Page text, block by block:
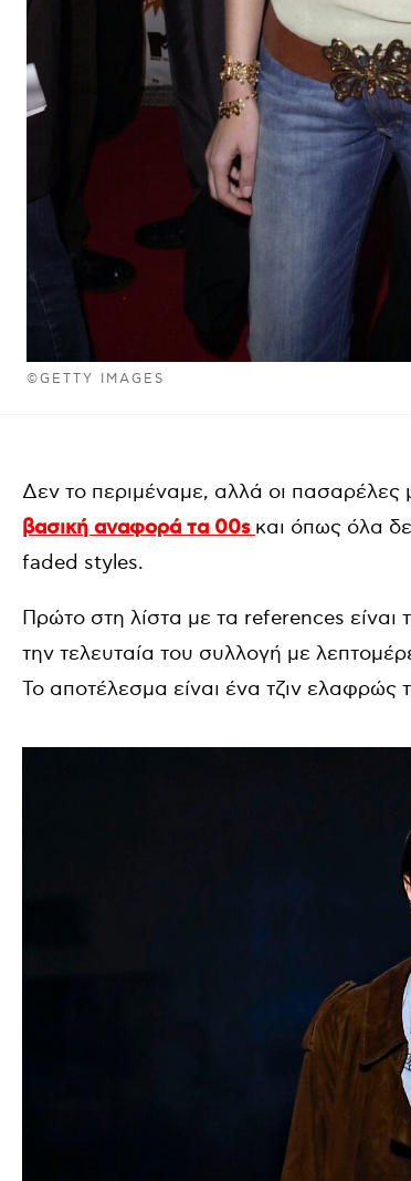
©GETTY IMAGES
Δεν το περιμέναμε, αλλά οι πασαρέλες
βασική αναφορά τα 00s και όπως όλα
faded styles.
Πρώτο στη λίστα με τα references είναι
την τελευταία του συλλογή με
Το αποτέλεσμα είναι ένα τζιν